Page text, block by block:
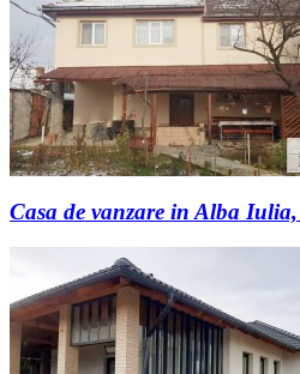
Casa de vanzare in Alba